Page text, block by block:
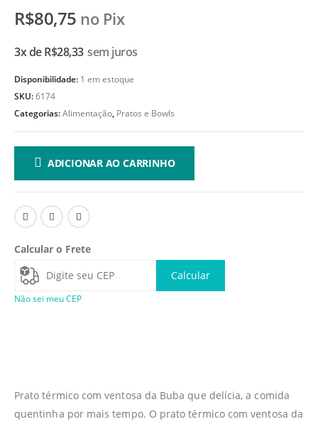
R$80,75 no Pix
3x deR$28,33 sem juros
Disponibilidade: 1 em estoque
SKU:6174
Categorias:Alimentação, Pratos e Bowls
ADICIONAR AO CARRINHO
Calcular o Frete
Calcular
Não sei meu CEP
Prato térmico com ventosa da Buba que delícia, a comida
quentinha por mais tempo. O prato térmico com ventosa da